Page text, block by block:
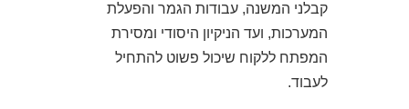
קבלני המשנה, עבודות הגמר והפעלת
המערכות, ועד הניקיון היסודי ומסירת
המפתח ללקוח שיכול פשוט להתחיל
לעבוד.